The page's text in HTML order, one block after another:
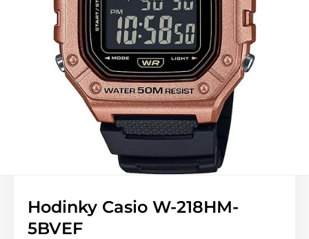
Hodinky Casio W-218HM-
5BVEF